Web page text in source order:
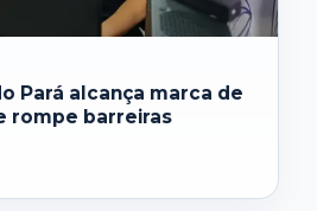
Pará alcança marca de
rompe barreiras